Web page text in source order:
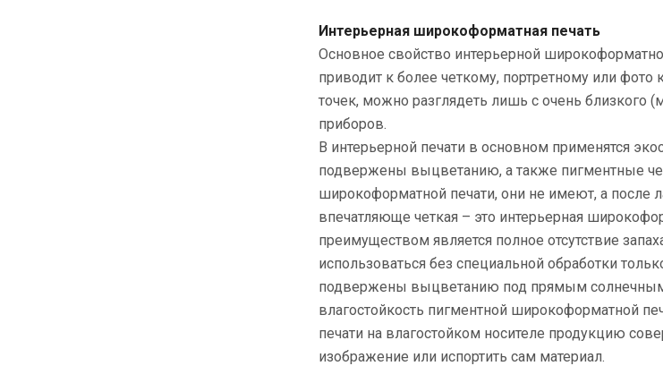
Интерьерная широкоформатная печать
Основное свойство интерьерной
приводит к более четкому, портретному или фото
точек, можно разглядеть лишь с очень близкого
приборов.
В интерьерной печати в основном применятся
подвержены выцветанию, а также пигментные
широкоформатной печати, они не имеют, а после
впечатляюще четкая – это интерьерная
преимуществом является полное отсутствие
использоваться без специальной обработки
подвержены выцветанию под прямым солнечным
влагостойкость пигментной широкоформатной
печати на влагостойком носителе продукцию
изображение или испортить сам материал.